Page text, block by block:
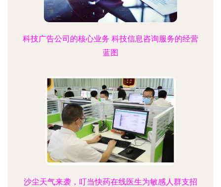
科技广告公司的核心业务 科技信息咨询服务的经营
蓝图
沙尘天气来袭，叮当快药在线医生为敏感人群支招